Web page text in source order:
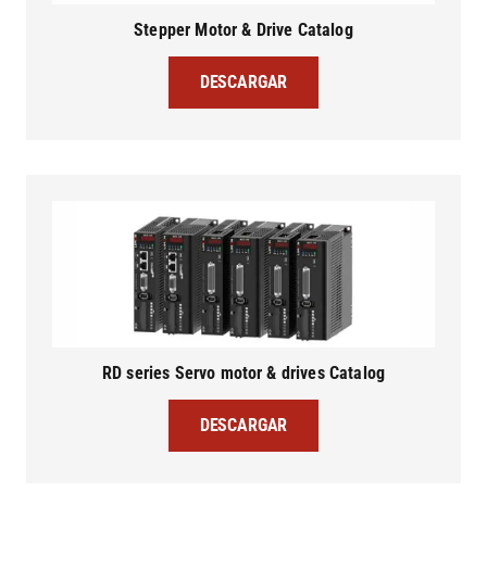
Stepper Motor & Drive Catalog
DESCARGAR
RD series Servo motor & drives Catalog
DESCARGAR